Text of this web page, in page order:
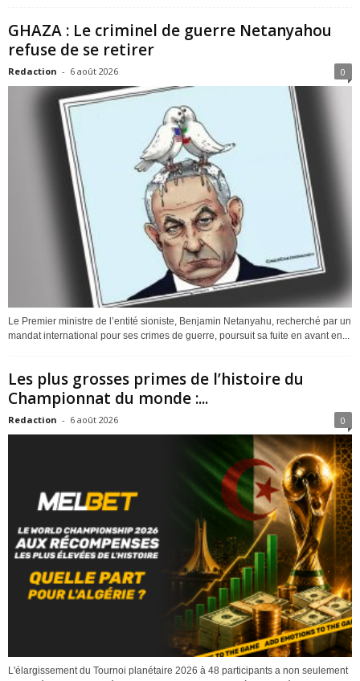
GHAZA : Le criminel de guerre Netanyahou
refuse de se retirer
Redaction - 6 août 2026 0
Le Premier ministre de l’entité sioniste, Benjamin Netanyahu, recherché par un
mandat international pour ses crimes de guerre, poursuit sa fuite en avant en...
Les plus grosses primes de l’histoire du
Championnat du monde :...
Redaction - 6 août 2026 0
L'élargissement du Tournoi planétaire 2026 à 48 participants a non seulement